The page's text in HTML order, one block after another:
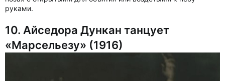
руками.
10. Айседора Дункан танцует
«Марсельезу» (1916)